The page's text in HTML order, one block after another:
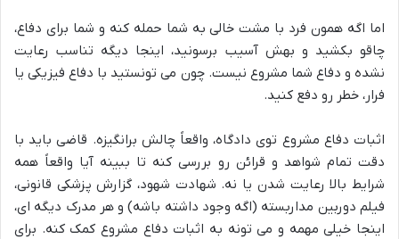
اما اگه همون فرد با مشت خالی به شما حمله کنه و شما برای دفاع،
چاقو بکشید و بهش آسیب برسونید، اینجا دیگه تناسب رعایت
نشده و دفاع شما مشروع نیست. چون می تونستید با دفاع فیزیکی یا
فرار، خطر رو دفع کنید.
اثبات دفاع مشروع توی دادگاه، واقعاً چالش برانگیزه. قاضی باید با
دقت تمام شواهد و قرائن رو بررسی کنه تا ببینه آیا واقعاً همه
شرایط بالا رعایت شدن یا نه. شهادت شهود، گزارش پزشکی قانونی،
فیلم دوربین مداربسته (اگه وجود داشته باشه) و هر مدرک دیگه ای،
اینجا خیلی مهمه و می تونه به اثبات دفاع مشروع کمک کنه. برای